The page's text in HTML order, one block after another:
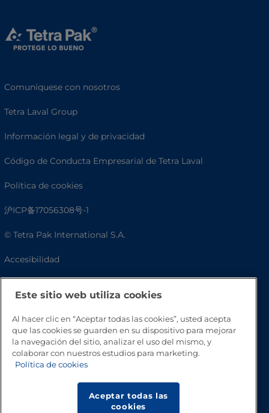
Comuníquese con nosotros
Tetra Laval Group
Información legal y de privacidad
Código de Conducta Empresarial de Tetra Laval
Política de cookies
沪ICP备17056308号-1
© Tetra Pak International S.A.
Accesibilidad
Este sitio web utiliza cookies
Al hacer clic en “Aceptar todas las cookies”, usted acepta
que las cookies se guarden en su dispositivo para mejorar
la navegación del sitio, analizar el uso del mismo, y
colaborar con nuestros estudios para marketing.
Política de cookies
Aceptar todas las
cookies